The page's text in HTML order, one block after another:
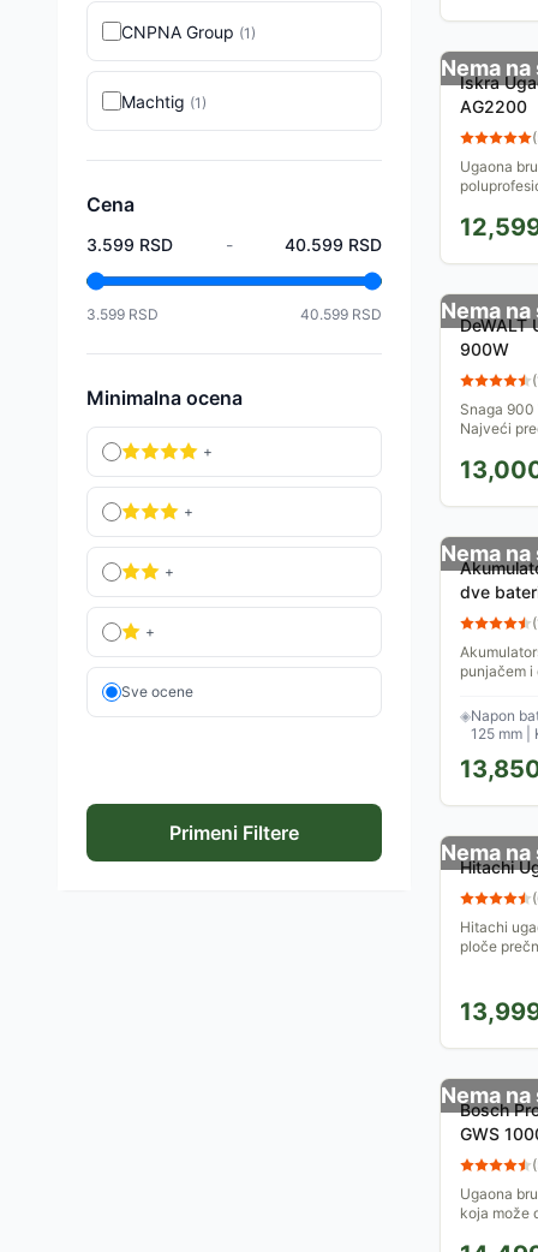
CNPNA Group (1)
Machtig (1)
Cena
3.599 RSD - 40.599 RSD
3.599 RSD 40.599 RSD
Minimalna ocena
+
+
+
+
Sve ocene
Primeni Filtere
Nema
Iskra
AG2200
(
Ugaona
olakšava
Nema
DeWALT
900W
(
Snaga 900
Najveći
se istroše
Nema
dve
(
punjačem i
reznih
◈Napon
125 mm |
Nema
Hitachi
(
Hitachi
ploče
Nema
Bosch
GWS
(
Ugaona
koja može